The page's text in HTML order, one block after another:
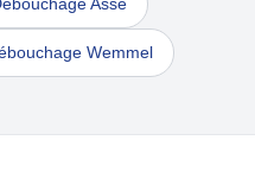
Asse
Wemmel